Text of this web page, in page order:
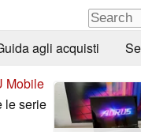
agli acquisti
Mobile
le serie